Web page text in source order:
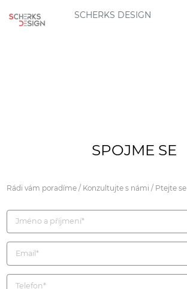
SCHERKS DESIGN
SPOJME SE
Rádi vám poradíme / Konzultujte s námi / Ptejte se